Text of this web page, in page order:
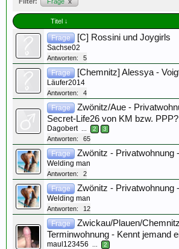
Titel ↓
Frage [C] Rossini und Joygirls
Sachse02
Antworten: 5
Frage [Chemnitz] Alessya -
Läufer2014
Antworten: 4
Frage
Zwönitz/Aue -
Secret-Life26 von KM bzw. PPP?
Dagobert 2 3
Antworten: 65
Frage Zwönitz - Privatwohnung
Welding man
Antworten: 2
Frage Zwönitz - Privatwohnung
Welding man
Antworten: 12
Frage
Zwickau/Plauen/
Terminwohnung - Kennt jemand
maul123456 2